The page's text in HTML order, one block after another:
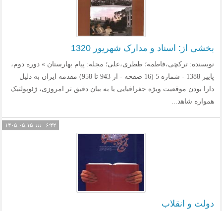
بخشی از: اسناد و مدارک شهریور 1320
نویسنده: ترکچی،فاطمه؛ ططری،علی؛ مجله: پیام بهارستان » دوره دوم،
پاییز 1388 - شماره 5 (16 صفحه - از 943 تا 958) مقدمه ایران به دلیل
دارا بودن موقعیت ویژه جغرافیایی یا به بیان دقیق تر امروزی، ژئوپولتیک
همواره شاهد...
۶:۴۲
دولت و انقلاب